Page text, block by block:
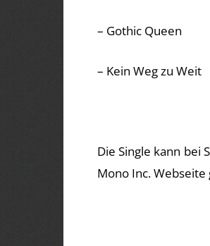
– Gothic Queen
– Kein Weg zu Weit
Die Single kann bei
Mono Inc.